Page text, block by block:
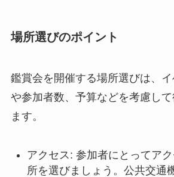
場所選びのポイント
鑑賞会を開催する場所選びは、
や参加者数、予算などを考慮し
ます。
アクセス: 参加者にとってア
所を選びましょう。公共交通